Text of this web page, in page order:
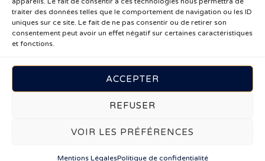
traiter des données telles que le comportement de navigation ou les ID
uniques sur ce site. Le fait de ne pas consentir ou de retirer son
consentement peut avoir un effet négatif sur certaines caractéristiques
et fonctions.
ACCEPTER
REFUSER
VOIR LES PRÉFÉRENCES
Mentions LégalesPolitique de confidentialité
Jeudi :07:00 – 20:00
Vendredi :07:00 – 20:00
Samedi :07:00 – 20:00
Politique de Confidentialité| Propulsé par